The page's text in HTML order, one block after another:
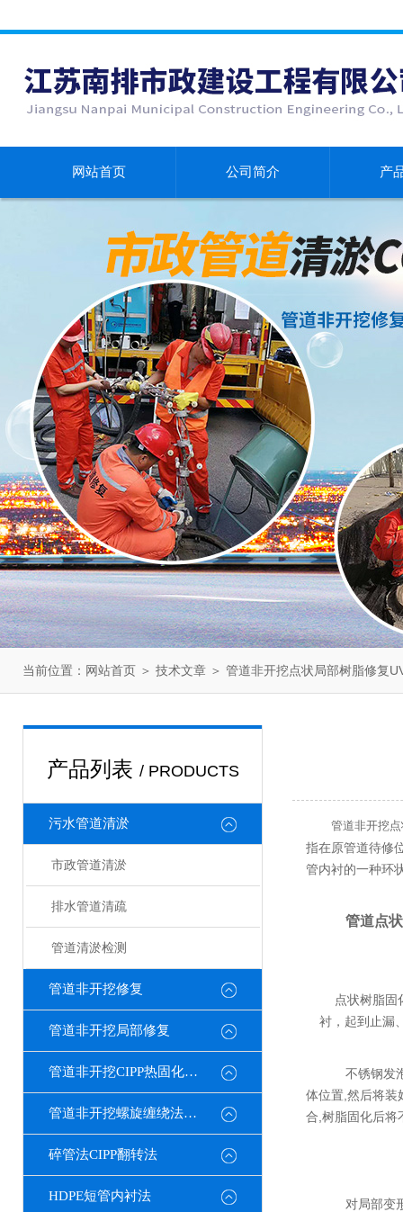
网站首页 公司简介 产
当前位置： 网站首页 ＞ 技术文章 ＞ 管道非开挖点状局部树脂修复
产品列表 / PRODUCTS
污水管道清淤
市政管道清淤
排水管道清疏
管道清淤检测
管道非开挖修复
管道非开挖局部修复
管道非开挖CIPP热固化修复
管道非开挖螺旋缠绕法修复
碎管法CIPP翻转法
HDPE短管内衬法
管道非开挖
指在原管道待修
管内衬的一种环
管道点
点状树脂固
衬，起到止漏
不锈钢发
体位置,然后将装
合,树脂固化后将
对局部变